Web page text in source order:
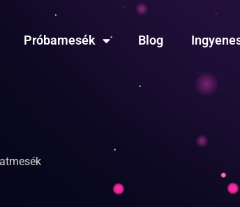
Próbamesék Blog